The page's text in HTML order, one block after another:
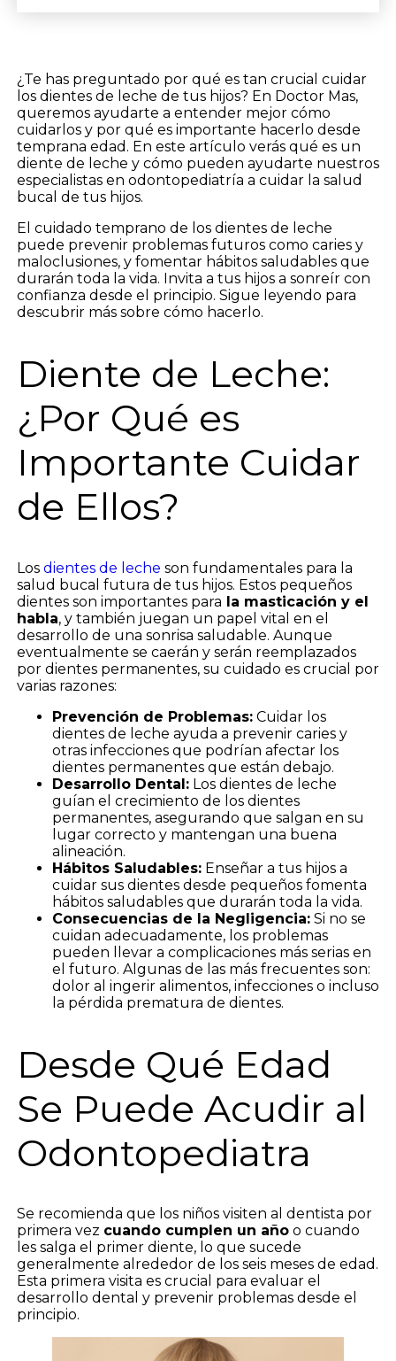
¿Te has preguntado por qué es tan crucial cuidar
los dientes de leche de tus hijos? En Doctor Mas,
queremos ayudarte a entender mejor cómo
cuidarlos y por qué es importante hacerlo desde
temprana edad. En este artículo verás qué es un
diente de leche y cómo pueden ayudarte nuestros
especialistas en odontopediatría a cuidar la salud
bucal de tus hijos.
El cuidado temprano de los dientes de leche
puede prevenir problemas futuros como caries y
maloclusiones, y fomentar hábitos saludables que
durarán toda la vida. Invita a tus hijos a sonreír con
confianza desde el principio. Sigue leyendo para
descubrir más sobre cómo hacerlo.
Diente de Leche:
¿Por Qué es
Importante Cuidar
de Ellos?
Los dientes de leche son fundamentales para la
salud bucal futura de tus hijos. Estos pequeños
dientes son importantes para la masticación y el
habla, y también juegan un papel vital en el
desarrollo de una sonrisa saludable. Aunque
eventualmente se caerán y serán reemplazados
por dientes permanentes, su cuidado es crucial por
varias razones:
Prevención de Problemas:Cuidar los
dientes de leche ayuda a prevenir caries y
otras infecciones que podrían afectar los
dientes permanentes que están debajo.
Desarrollo Dental:Los dientes de leche
guían el crecimiento de los dientes
permanentes, asegurando que salgan en su
lugar correcto y mantengan una buena
alineación.
Hábitos Saludables:Enseñar a tus hijos a
cuidar sus dientes desde pequeños fomenta
hábitos saludables que durarán toda la vida.
Consecuencias de la Negligencia:Si no se
cuidan adecuadamente, los problemas
pueden llevar a complicaciones más serias en
el futuro. Algunas de las más frecuentes son:
dolor al ingerir alimentos, infecciones o incluso
la pérdida prematura de dientes.
Desde Qué Edad
Se Puede Acudir al
Odontopediatra
Se recomienda que los niños visiten al dentista por
primera vez cuando cumplen un añoo cuando
les salga el primer diente, lo que sucede
generalmente alrededor de los seis meses de edad.
Esta primera visita es crucial para evaluar el
desarrollo dental y prevenir problemas desde el
principio.